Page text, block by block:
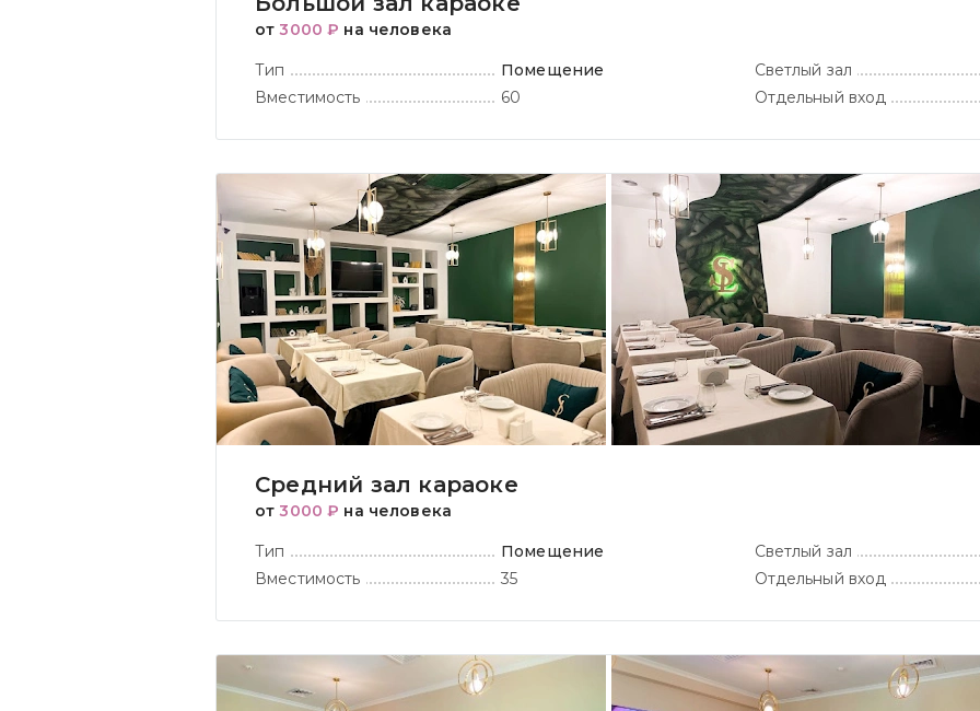
от3000 ₽ на человека
Тип
Помещение
Вместимость
60
Светлый зал
Отдельный вход
Средний зал караоке
от3000 ₽ на человека
Тип
Помещение
Вместимость
35
Светлый зал
Отдельный вход